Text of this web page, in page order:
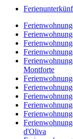
Montforte
d'Oliva